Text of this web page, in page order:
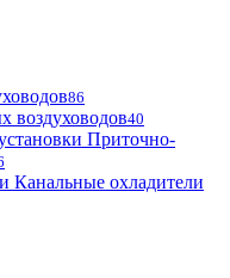
86
воздуховодов40
Приточно-
Канальные охладители